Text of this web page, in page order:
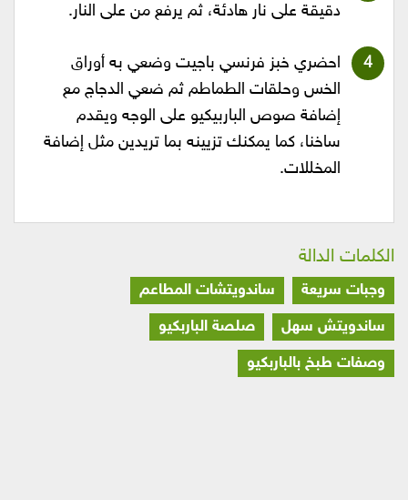
دقيقة على نار هادئة، ثم يرفع من على النار.
احضري خبز فرنسي باجيت وضعي به أوراق
الخس وحلقات الطماطم ثم ضعي الدجاج مع
إضافة صوص الباربيكيو على الوجه ويقدم
ساخنا، كما يمكنك تزيينه بما تريدين مثل إضافة
المخللات.
الكلمات الدالة
وجبات سريعة
ساندويتشات المطاعم
ساندويتش سهل
صلصة الباربكيو
وصفات طبخ بالباربكيو